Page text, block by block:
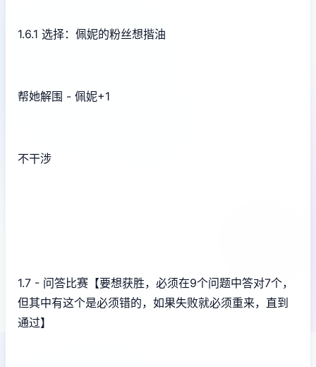
1.6.1 选择：佩妮的粉丝想揩油
帮她解围 - 佩妮+1
不干涉
1.7 - 问答比赛【要想获胜，必须在9个问题中答对7个，
但其中有这个是必须错的，如果失败就必须重来，直到
通过】